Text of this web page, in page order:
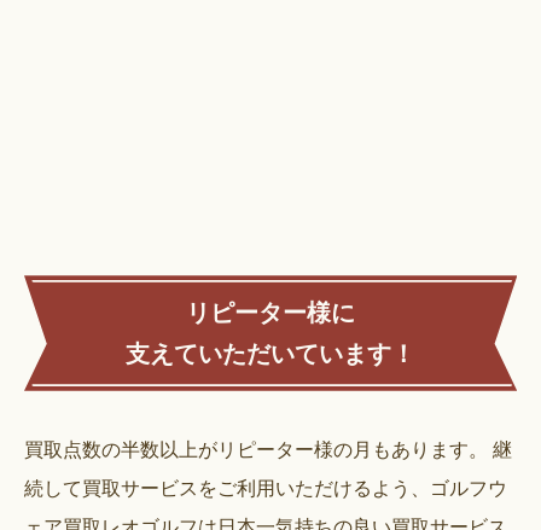
リピーター様に
支えていただいています！
買取点数の半数以上がリピーター様の月もあります。
継
続して買取サービスをご利用いただけるよう、ゴルフウ